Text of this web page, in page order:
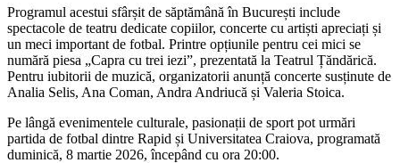
Programul acestui sfârșit de săptămână în București include
spectacole de teatru dedicate copiilor, concerte cu artiști apreciați și
un meci important de fotbal. Printre opțiunile pentru cei mici se
numără piesa „Capra cu trei iezi”, prezentată la Teatrul Țăndărică.
Pentru iubitorii de muzică, organizatorii anunță concerte susținute de
Analia Selis, Ana Coman, Andra Andriucă și Valeria Stoica.
Pe lângă evenimentele culturale, pasionații de sport pot urmări
partida de fotbal dintre Rapid și Universitatea Craiova, programată
duminică, 8 martie 2026, începând cu ora 20:00.